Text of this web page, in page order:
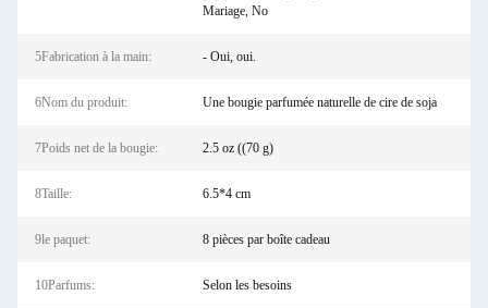
Mariage, No
5Fabrication à la main: - Oui, oui.
6Nom du produit: Une bougie parfumée naturelle de cire de soja
7Poids net de la bougie: 2.5 oz ((70 g)
8Taille: 6.5*4 cm
9le paquet: 8 pièces par boîte cadeau
10Parfums: Selon les besoins